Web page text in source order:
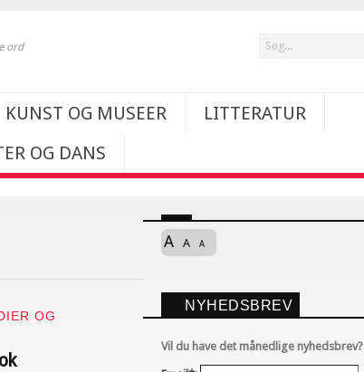
ord
KUNST OG MUSEER
LITTERATUR
OG DANS
OG
A A A
NYHEDSBREV
Vil du have det månedlige nyhedsbrev?